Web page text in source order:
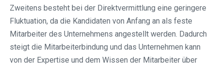
Zweitens besteht bei der Direktvermittlung eine geringere
Fluktuation, da die Kandidaten von Anfang an als feste
Mitarbeiter des Unternehmens angestellt werden. Dadurch
steigt die Mitarbeiterbindung und das Unternehmen kann
von der Expertise und dem Wissen der Mitarbeiter über